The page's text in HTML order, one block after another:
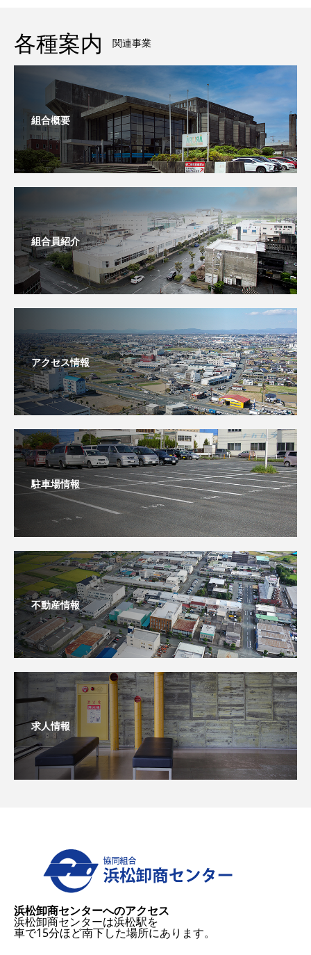
各種案内 関連事業
組合概要
組合員紹介
アクセス情報
駐車場情報
不動産情報
求人情報
浜松卸商センターへのアクセス
浜松卸商センターは浜松駅を
車で15分ほど南下した場所にあります。